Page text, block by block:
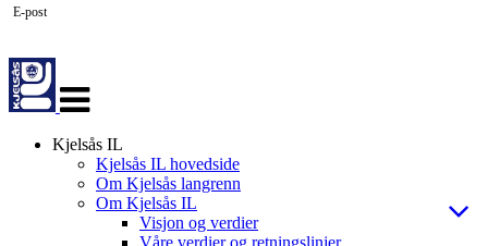
navigasjon
Kjelsås IL
Kjelsås IL hovedside
Om Kjelsås langrenn
Om Kjelsås IL
Visjon og verdier
Våre verdier og retningslinjer
E-post